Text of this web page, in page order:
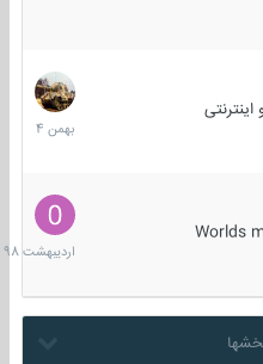
30
بهمن
1404
10
1398